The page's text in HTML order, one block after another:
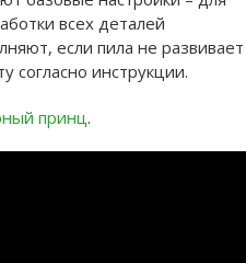
всех деталей
если пила не развивает
согласно инструкции.
принц.